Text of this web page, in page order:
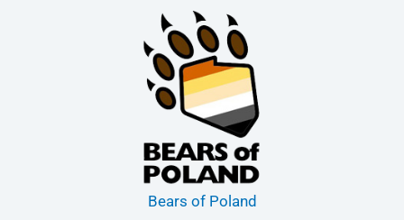
Bears of Poland